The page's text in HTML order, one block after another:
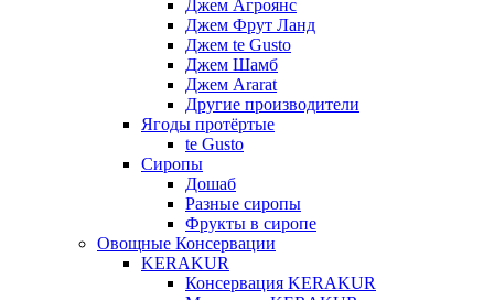
Джем Агроянс
Джем Фрут Ланд
Джем te Gusto
Джем Шамб
Джем Ararat
Другие производители
Ягоды протёртые
te Gusto
Сиропы
Дошаб
Разные сиропы
Фрукты в сиропе
Овощные Консервации
KERAKUR
Консервация KERAKUR